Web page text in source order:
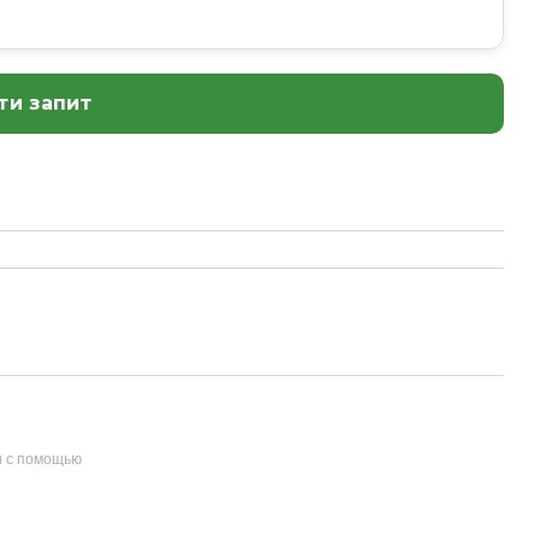
запит
с помощью